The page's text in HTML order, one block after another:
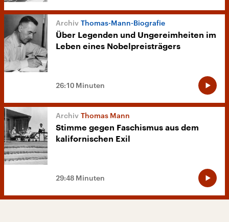
Thomas-Mann-Biografie
Über Legenden und Ungereimheiten im
Leben eines Nobelpreisträgers
26:10 Minuten
Thomas Mann
Stimme gegen Faschismus aus dem
kalifornischen Exil
29:48 Minuten